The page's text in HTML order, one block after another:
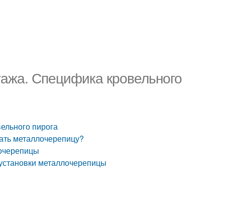
Специфика кровельного
пирога
металлочерепицу?
металлочерепицы